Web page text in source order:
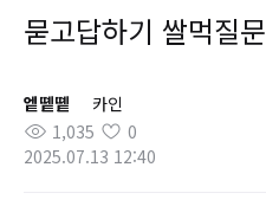
묻고답하기 쌀먹질문
엩똍똍
카인
1,035
0
2025.07.13 12:40